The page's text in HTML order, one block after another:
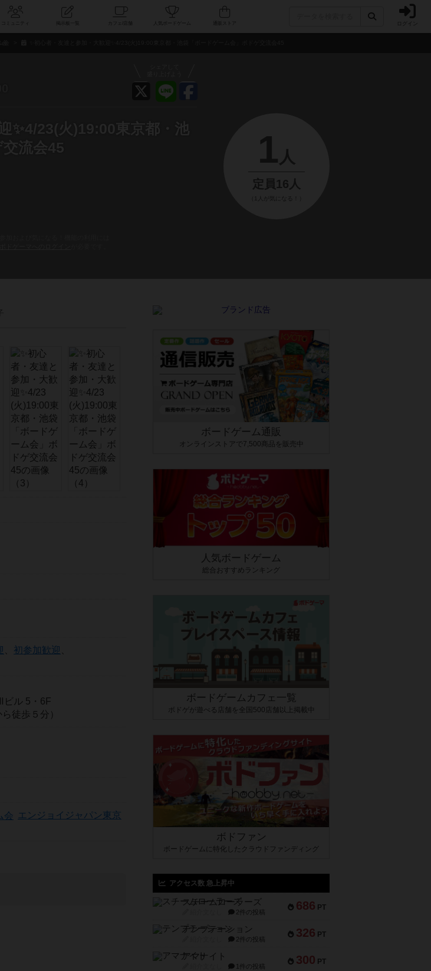
コミュニティ 人気ボードゲーム ログイン
✨4/23(火)19:00東京都・池
流会45
1 人
定員16人
（1人が気になる！）
初参加歓迎
ビル 5・6F
徒歩５分）
エンジョイジャパン東京
ボードゲーム通販
オンラインストアで7,500商品を販売中
人気ボードゲーム
総合おすすめランキング
ボードゲームカフェ一覧
ボドゲが遊べる店舗を全国500店舗以上掲載中
ボドファン
ボードゲームに特化したクラウドファンディング
アクセス数 急上昇中
686 PT
スチームローラーズ
2件の投稿
326 PT
テンプテーション
2件の投稿
300 PT
アマナイト
1件の投稿